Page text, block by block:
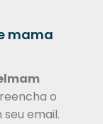
mama
o
email.